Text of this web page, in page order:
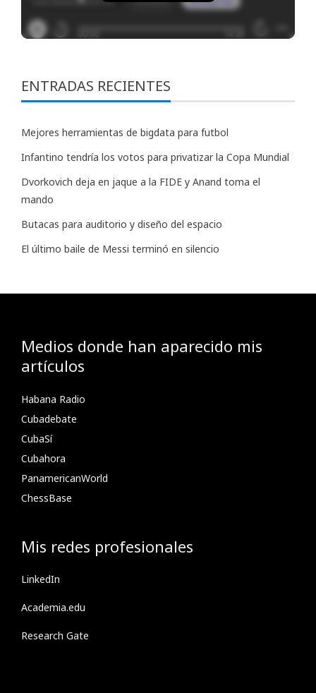
ENTRADAS RECIENTES
Mejores herramientas de bigdata para futbol
Infantino tendría los votos para privatizar la Copa Mundial
Dvorkovich deja en jaque a la FIDE y Anand toma el
mando
Butacas para auditorio y diseño del espacio
El último baile de Messi terminó en silencio
Medios donde han aparecido mis
artículos
Habana Radio
Cubadebate
CubaSí
Cubahora
PanamericanWorld
ChessBase
Mis redes profesionales
LinkedIn
Academia.edu
Research Gate